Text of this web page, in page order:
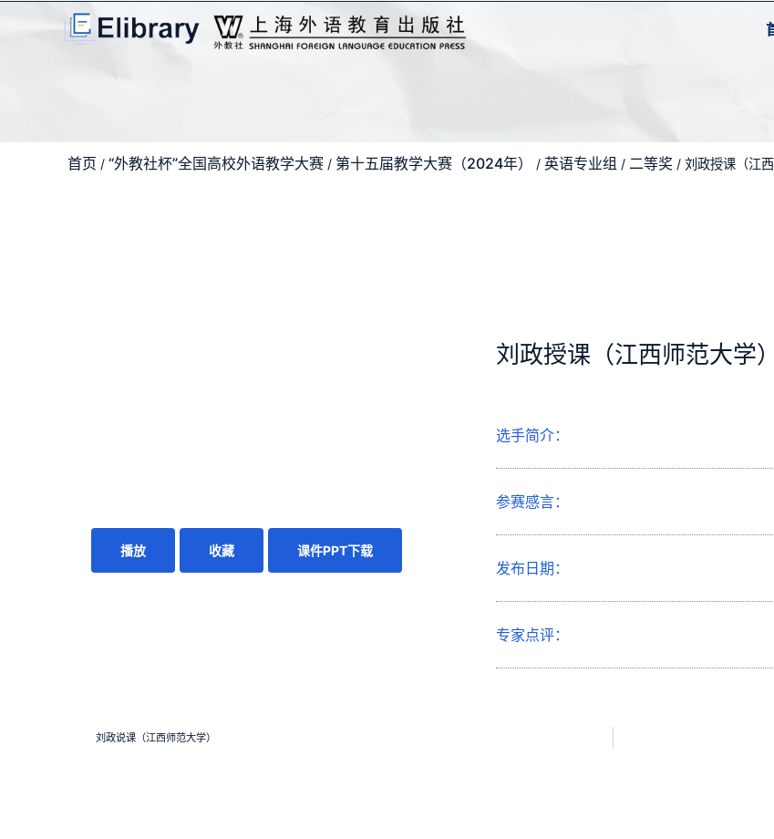
首页 / “外教社杯”全国高校外语教学大赛 / 第十五届教学大赛（2024年） / 英语专业组 / 二等奖 / 刘政授课（江西
播放 收藏 课件PPT下载
刘政授课（江西师范大学）
选手简介：
参赛感言：
发布日期：
专家点评：
刘政说课（江西师范大学）